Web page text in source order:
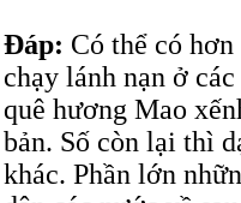
Đáp: Có thể có
chạy lánh nạn ở
quê hương Mao
bản. Số còn lại thì
khác. Phần lớn